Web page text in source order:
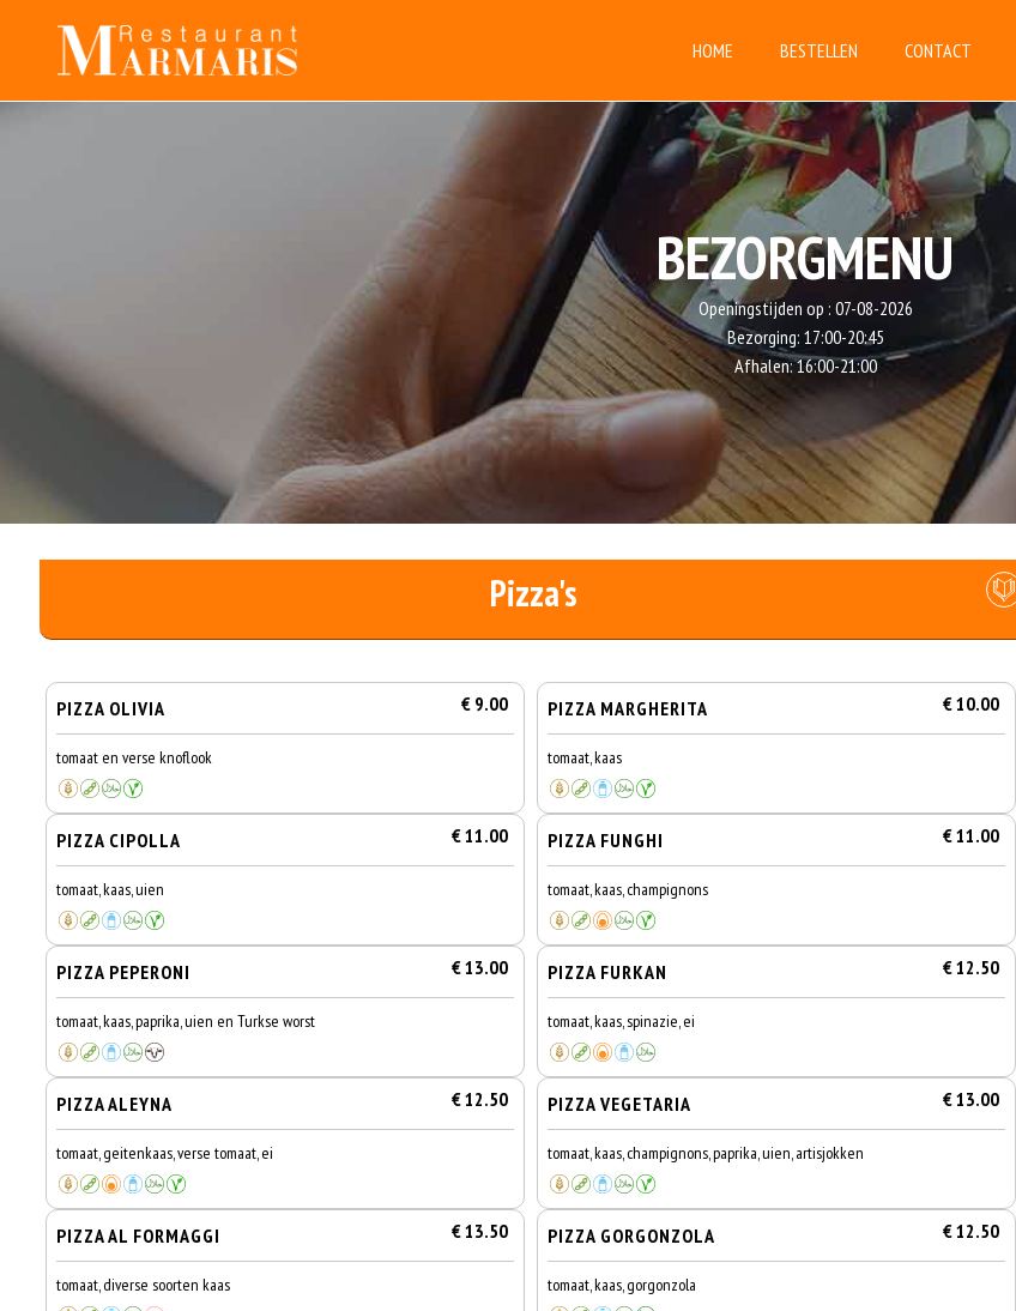
HOME BESTELLEN CONTACT
BEZORGMENU
Openingstijden op : 07-08-2026
Bezorging: 17:00-20:45
Afhalen:16:00-21:00
Pizza's
PIZZA OLIVIA € 9.00
tomaat en verse knoflook
PIZZA MARGHERITA € 10.00
tomaat, kaas
PIZZA CIPOLLA € 11.00
tomaat, kaas, uien
PIZZA FUNGHI € 11.00
tomaat, kaas, champignons
PIZZA PEPERONI € 13.00
tomaat, kaas, paprika, uien en Turkse worst
PIZZA FURKAN € 12.50
tomaat, kaas, spinazie, ei
PIZZA ALEYNA € 12.50
tomaat, geitenkaas, verse tomaat, ei
PIZZA VEGETARIA € 13.00
tomaat, kaas, champignons, paprika, uien, artisjokken
PIZZA AL FORMAGGI € 13.50
tomaat, diverse soorten kaas
PIZZA GORGONZOLA € 12.50
tomaat, kaas, gorgonzola